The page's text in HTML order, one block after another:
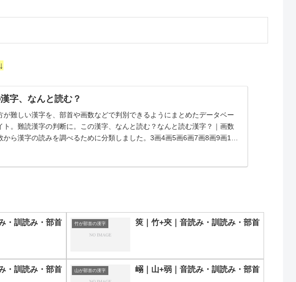
字、なんと読む？
が難しい漢字を、部首や画数などで判別できるようにまとめたデータベー
ト。難読漢字の判断に。この漢字、なんと読む？なんと読む漢字？｜画数
から漢字の読みを調べるために分類しました。3画4画5画6画7画8画9画10
・訓読み・部首 竹が部首の漢字 筴｜竹+夾｜音読み・訓読み・部首
・訓読み・部首 山が部首の漢字 嵶｜山+弱｜音読み・訓読み・部首